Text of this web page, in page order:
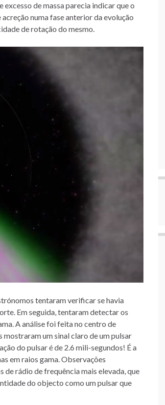
excesso de massa parecia indicar que o
numa fase anterior da evolução
de rotação do mesmo.
tentaram verificar se havia
Em seguida, tentaram detectar os
A análise foi feita no centro de
um sinal claro de um pulsar
do pulsar é de 2.6 mili-segundos! É a
em raios gama. Observações
de rádio de frequência mais elevada, que
do objecto como um pulsar que